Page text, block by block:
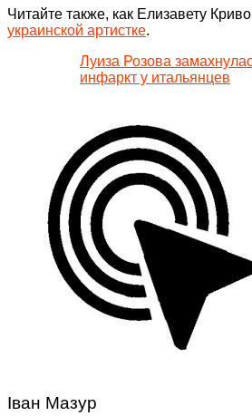
Читайте также, как Елизавету
украинской артистке.
Луиза Розова
инфаркт у итальянцев
Іван Мазур